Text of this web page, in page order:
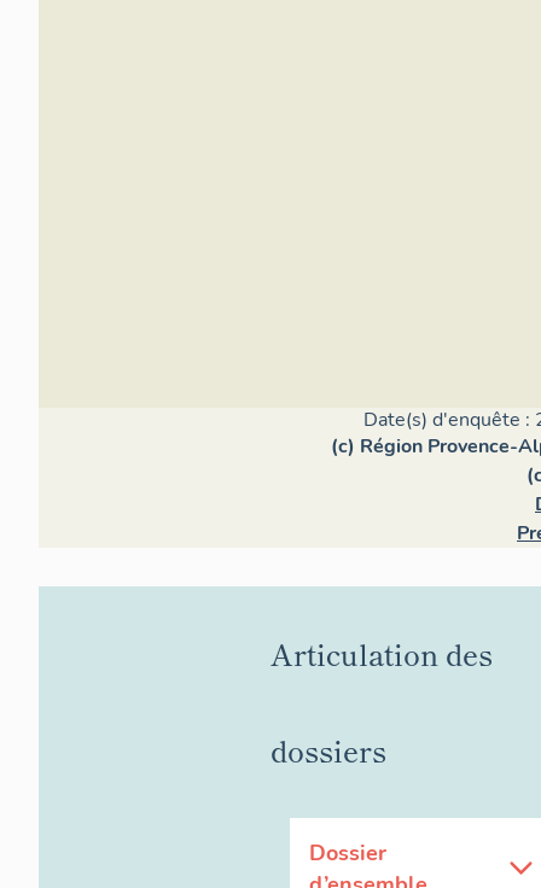
Date(s) d'enquête :
(c) Région Provence-
Articulation des
dossiers
Dossier